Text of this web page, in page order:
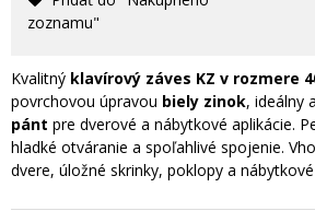
zoznamu"
Kvalitný klavírový záves KZ v rozmere
povrchovou úpravou biely zinok, ideálny
pánt pre dverové a nábytkové aplikácie.
hladké otváranie a spoľahlivé spojenie.
dvere, úložné skrinky, poklopy a